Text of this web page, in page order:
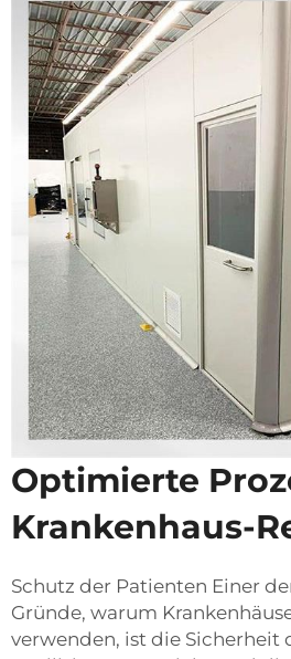
Optimierte
Krankenhaus-
Schutz der Patienten Einer
Gründe, warum
verwenden, ist die Sicherheit